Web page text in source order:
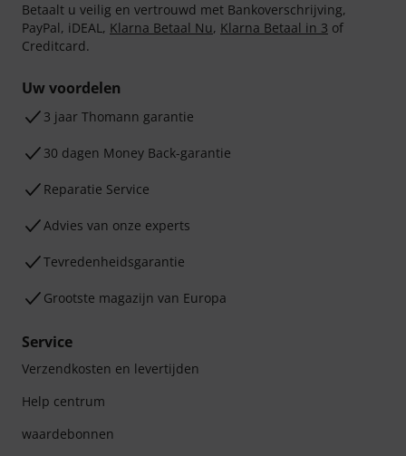
Betaalt u veilig en vertrouwd met Bankoverschrijving,
PayPal, iDEAL, Klarna Betaal Nu, Klarna Betaal in 3 of
Creditcard.
Uw voordelen
3 jaar Thomann garantie
30 dagen Money Back-garantie
Reparatie Service
Advies van onze experts
Tevredenheidsgarantie
Grootste magazijn van Europa
Service
Verzendkosten en levertijden
Help centrum
waardebonnen